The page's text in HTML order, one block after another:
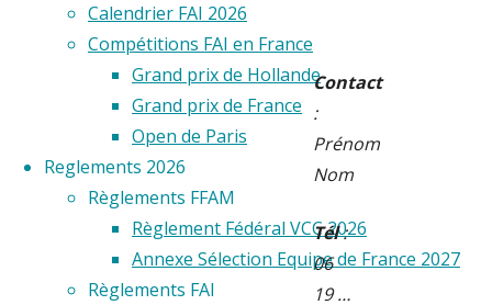
Calendrier FAI 2026
Compétitions FAI en France
Grand prix de Hollande
Grand prix de France
Open de Paris
Reglements 2026
Règlements FFAM
Règlement Fédéral VCC 2026
Annexe Sélection Equipe de France 2027
Règlements FAI
Contact
:
Prénom
Nom
Tél:
06
19 …